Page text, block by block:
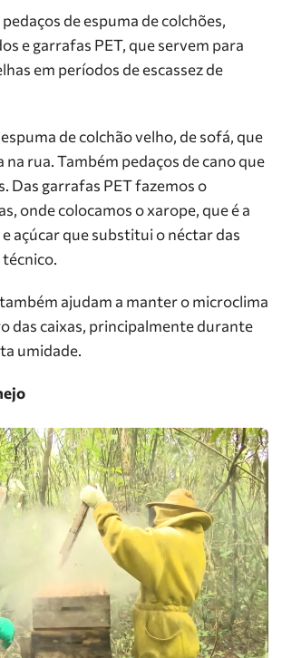
de espuma de colchões,
e garrafas PET, que servem para
em períodos de escassez de
de colchão velho, de sofá, que
na rua. Também pedaços de cano que
Das garrafas PET fazemos o
onde colocamos o xarope, que é a
açúcar que substitui o néctar das
técnico.
ajudam a manter o microclima
das caixas, principalmente durante
umidade.